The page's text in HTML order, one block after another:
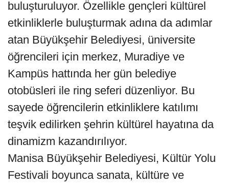
buluşturuluyor. Özellikle gençleri kültürel
etkinliklerle buluşturmak adına da adımlar
atan Büyükşehir Belediyesi, üniversite
öğrencileri için merkez, Muradiye ve
Kampüs hattında her gün belediye
otobüsleri ile ring seferi düzenliyor. Bu
sayede öğrencilerin etkinliklere katılımı
teşvik edilirken şehrin kültürel hayatına da
dinamizm kazandırılıyor.
Manisa Büyükşehir Belediyesi, Kültür Yolu
Festivali boyunca sanata, kültüre ve